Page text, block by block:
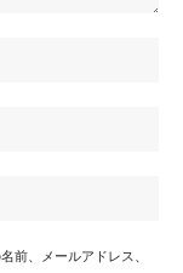
前、メールアドレス、